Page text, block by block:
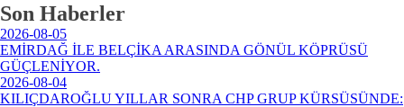
Son Haberler
2026-08-05
EMİRDAĞ İLE BELÇİKA ARASINDA GÖNÜL KÖPRÜSÜ
GÜÇLENİYOR.
2026-08-04
KILIÇDAROĞLU YILLAR SONRA CHP GRUP KÜRSÜSÜNDE: